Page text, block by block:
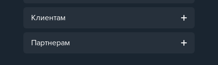
Клиентам
Партнерам